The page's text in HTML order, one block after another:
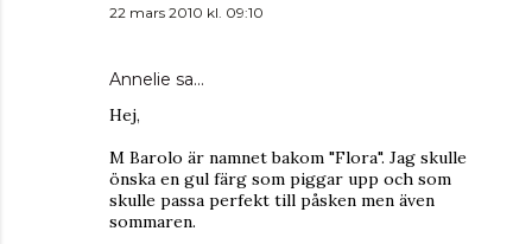
22 mars 2010 kl. 09:10
Annelie sa…
Hej,
M Barolo är namnet bakom "Flora". Jag skulle
önska en gul färg som piggar upp och som
skulle passa perfekt till påsken men även
sommaren.